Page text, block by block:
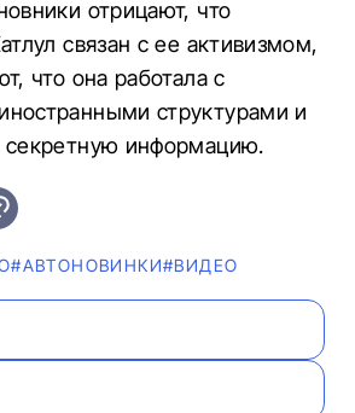
отрицают, что
связан с ее активизмом,
что она работала с
структурами и
секретную информацию.
#AВТОНОВИНКИ#ВИДЕО